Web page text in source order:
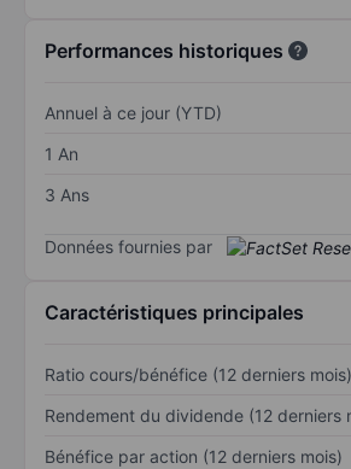
Performances historiques
Annuel à ce jour (YTD)
1 An
3 Ans
Données fournies par
Caractéristiques principales
Ratio cours/bénéfice (12 derniers mois)
Rendement du dividende (12 derniers
Bénéfice par action (12 derniers mois)